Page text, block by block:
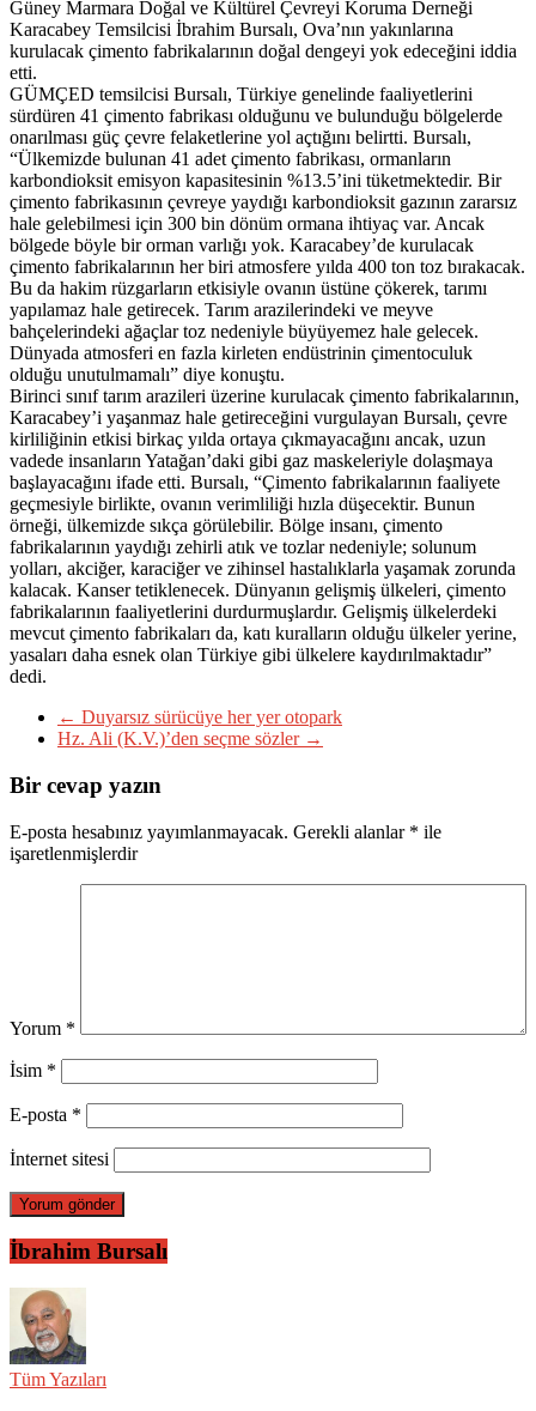
Güney Marmara Doğal ve Kültürel Çevreyi Koruma Derneği
Karacabey Temsilcisi İbrahim Bursalı, Ova’nın yakınlarına
kurulacak çimento fabrikalarının doğal dengeyi yok edeceğini iddia
etti.
GÜMÇED temsilcisi Bursalı, Türkiye genelinde faaliyetlerini
sürdüren 41 çimento fabrikası olduğunu ve bulunduğu bölgelerde
onarılması güç çevre felaketlerine yol açtığını belirtti. Bursalı,
“Ülkemizde bulunan 41 adet çimento fabrikası, ormanların
karbondioksit emisyon kapasitesinin %13.5’ini tüketmektedir. Bir
çimento fabrikasının çevreye yaydığı karbondioksit gazının zararsız
hale gelebilmesi için 300 bin dönüm ormana ihtiyaç var. Ancak
bölgede böyle bir orman varlığı yok. Karacabey’de kurulacak
çimento fabrikalarının her biri atmosfere yılda 400 ton toz bırakacak.
Bu da hakim rüzgarların etkisiyle ovanın üstüne çökerek, tarımı
yapılamaz hale getirecek. Tarım arazilerindeki ve meyve
bahçelerindeki ağaçlar toz nedeniyle büyüyemez hale gelecek.
Dünyada atmosferi en fazla kirleten endüstrinin çimentoculuk
olduğu unutulmamalı” diye konuştu.
Birinci sınıf tarım arazileri üzerine kurulacak çimento fabrikalarının,
Karacabey’i yaşanmaz hale getireceğini vurgulayan Bursalı, çevre
kirliliğinin etkisi birkaç yılda ortaya çıkmayacağını ancak, uzun
vadede insanların Yatağan’daki gibi gaz maskeleriyle dolaşmaya
başlayacağını ifade etti. Bursalı, “Çimento fabrikalarının faaliyete
geçmesiyle birlikte, ovanın verimliliği hızla düşecektir. Bunun
örneği, ülkemizde sıkça görülebilir. Bölge insanı, çimento
fabrikalarının yaydığı zehirli atık ve tozlar nedeniyle; solunum
yolları, akciğer, karaciğer ve zihinsel hastalıklarla yaşamak zorunda
kalacak. Kanser tetiklenecek. Dünyanın gelişmiş ülkeleri, çimento
fabrikalarının faaliyetlerini durdurmuşlardır. Gelişmiş ülkelerdeki
mevcut çimento fabrikaları da, katı kuralların olduğu ülkeler yerine,
yasaları daha esnek olan Türkiye gibi ülkelere kaydırılmaktadır”
dedi.
← Duyarsız sürücüye her yer otopark
Hz. Ali (K.V.)’den seçme sözler →
Bir cevap yazın
E-posta hesabınız yayımlanmayacak. Gerekli alanlar * ile
işaretlenmişlerdir
Yorum *
İsim *
E-posta *
İnternet sitesi
İbrahim Bursalı
Tüm Yazıları